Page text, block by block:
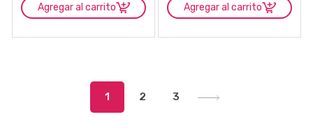
Agregar al carrito Agregar al carrito
1 2 3